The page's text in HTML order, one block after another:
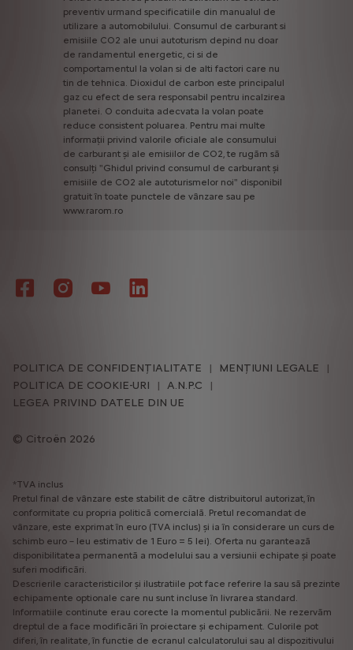
preventiv urmand specificatiile din manualul de
utilizare a automobilului. Consumul de carburant si
emisiile CO2 ale unui autoturism depind nu doar
de randamentul energetic, ci si de
comportamentul la volan si de alti factori care nu
tin de tehnica. Dioxidul de carbon este principalul
gaz cu efect de sera responsabil pentru incalzirea
planetei. O conduita adecvata la volan poate
reduce consistent poluarea. Pentru mai multe
informații privind valorile oficiale ale consumului
de carburant și ale emisiilor de CO2, te rugăm să
consulți "Ghidul privind consumul de carburant și
emisiile de CO2 ale autoturismelor noi" disponibil
gratuit în toate punctele de vânzare sau pe
www.rarom.ro
Citroën 2026
POLITICA DE CONFIDENȚIALITATE
MENȚIUNI LEGALE
POLITICA DE COOKIE-URI
A.N.P.C
LEGEA PRIVIND DATELE DIN UE
*TVA inclus
Pretul final de vânzare este stabilit de către distribuitorul autorizat, în
conformitate cu propria politică comercială. Pretul recomandat de
vânzare, este exprimat în euro (TVA inclus) și ia în considerare un curs de
schimb euro – leu estimativ de 1 Euro = 5 lei). Oferta nu garantează
disponibilitatea permanentă a modelului sau a versiunii echipate și poate
suferi modificări.
Descrierile caracteristicilor și ilustratiile pot face referire la sau să prezinte
echipamente optionale care nu sunt incluse în livrarea standard.
Informatiile continute erau corecte la momentul publicării. Ne rezervăm
dreptul de a face modificări în proiectare și echipament. Culorile pot
diferi, în realitate, în functie de ecranul calculatorului sau al dispozitivului